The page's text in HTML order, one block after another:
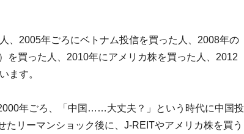
、2005年ごろにベトナム投信を買った人、2008年の
を買った人、2010年にアメリカ株を買った人、2012
ます。
年ごろ、「中国……大丈夫？」という時代に中国投
リーマンショック後に、J-REITやアメリカ株を買う